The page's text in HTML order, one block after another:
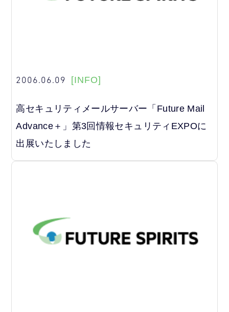
2006.06.09 [INFO]
高セキュリティメールサーバー「Future Mail
Advance＋」第3回情報セキュリティEXPOに
出展いたしました